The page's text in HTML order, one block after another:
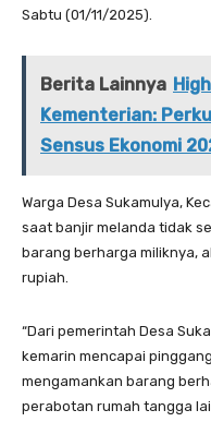
Sabtu (01/11/2025).
Berita Lainnya
Kementerian:
Sensus Ekonomi
Warga Desa Sukamulya,
saat banjir melanda tidak
barang berharga miliknya,
rupiah.
“Dari pemerintah Desa
kemarin mencapai
mengamankan barang
perabotan rumah tangga